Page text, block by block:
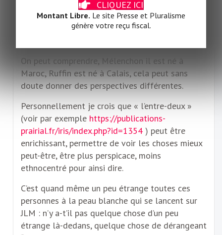
quartiers par exemple, souvent avec une autre
couleur de peau que la sienne. Libre à lui de faire
ça, après LFI a le droit d’évoluer différemment
On peut comprendre, Mélenchon il est né à
Maroc, Ruffin est né à Calais, cela peut sans
doute donner des perspectives différentes.
Personnellement je crois que « l’entre-deux »
(voir par exemple https://publications-
prairial.fr/iris/index.php?id=1354) peut être
enrichissant, permettre de voir les choses mieux
peut-être, être plus perspicace, moins
ethnocentré pour ainsi dire.
C’est quand même un peu étrange toutes ces
personnes à la peau blanche qui se lancent sur
JLM : n’y a-t’il pas quelque chose d’un peu
étrange là-dedans, quelque chose de dérangeant
CLIQUEZ ICI
Montant Libre. Le site Presse et Pluralisme
génère votre reçu fiscal.